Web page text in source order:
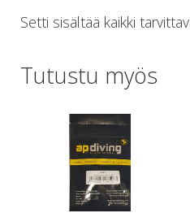
Pullot
Setti sisältää kaikki
Tutustu myös